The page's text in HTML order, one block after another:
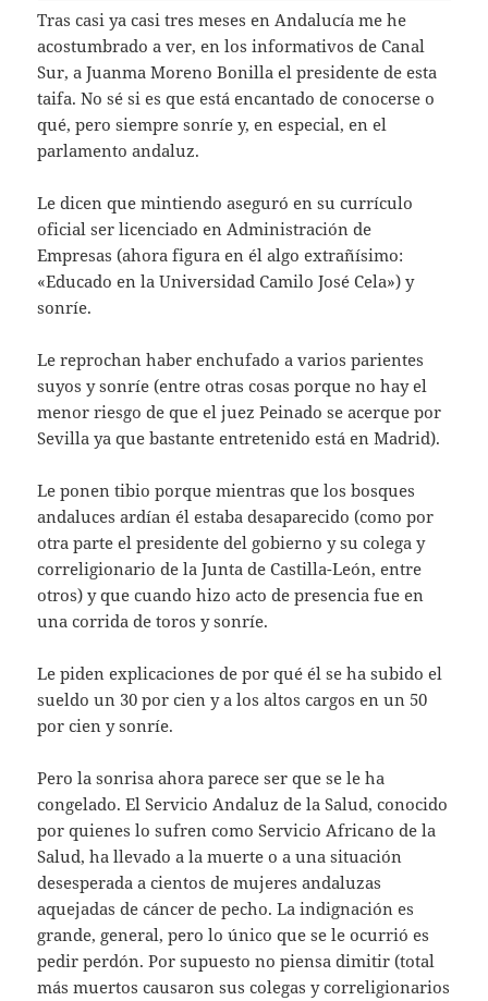
Tras casi ya casi tres meses en Andalucía me he
acostumbrado a ver, en los informativos de Canal
Sur, a Juanma Moreno Bonilla el presidente de esta
taifa. No sé si es que está encantado de conocerse o
qué, pero siempre sonríe y, en especial, en el
parlamento andaluz.
Le dicen que mintiendo aseguró en su currículo
oficial ser licenciado en Administración de
Empresas (ahora figura en él algo extrañísimo:
«Educado en la Universidad Camilo José Cela») y
sonríe.
Le reprochan haber enchufado a varios parientes
suyos y sonríe (entre otras cosas porque no hay el
menor riesgo de que el juez Peinado se acerque por
Sevilla ya que bastante entretenido está en Madrid).
Le ponen tibio porque mientras que los bosques
andaluces ardían él estaba desaparecido (como por
otra parte el presidente del gobierno y su colega y
correligionario de la Junta de Castilla-León, entre
otros) y que cuando hizo acto de presencia fue en
una corrida de toros y sonríe.
Le piden explicaciones de por qué él se ha subido el
sueldo un 30 por cien y a los altos cargos en un 50
por cien y sonríe.
Pero la sonrisa ahora parece ser que se le ha
congelado. El Servicio Andaluz de la Salud, conocido
por quienes lo sufren como Servicio Africano de la
Salud, ha llevado a la muerte o a una situación
desesperada a cientos de mujeres andaluzas
aquejadas de cáncer de pecho. La indignación es
grande, general, pero lo único que se le ocurrió es
pedir perdón. Por supuesto no piensa dimitir (total
más muertos causaron sus colegas y correligionarios